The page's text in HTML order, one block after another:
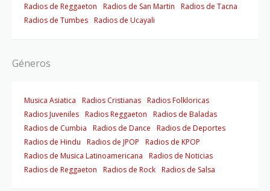
Radios de Reggaeton
Radios de San Martin
Radios de Tacna
Radios de Tumbes Radios de Ucayali
Géneros
Musica Asiatica Radios Cristianas Radios Folkloricas
Radios Juveniles Radios Reggaeton
Radios de Baladas
Radios de Cumbia
Radios de Dance
Radios de Deportes
Radios de Hindu
Radios de JPOP
Radios de KPOP
Radios de Musica Latinoamericana
Radios de Noticias
Radios de Reggaeton
Radios de Rock Radios de Salsa